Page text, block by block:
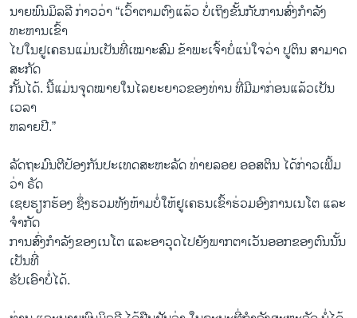
ນາຍພົນມິລລີ ກ່າວວ່າ “ເວົ້າຕາມຕົງແລ້ວ ​ບໍ່​ເຖິງ​ຂັ້ນ​ກັບ​ການ​ສົ່ງກຳລັງ
ທະຫານເຂົ້າ
ໄປ​ໃນຢູເຄຣນ​ແມ່ນເປັນທີ່ເໝາະສົມ ຂ້າພະເຈົ້າບໍ່ແນ່ໃຈວ່າ ປູຕິນ ​ສາ​ມາດ
ສະ​ກັດ​
ກັ້ນ​ໄດ້. ນີ້ແມ່ນຈຸດໝາຍໃນໄລຍະຍາວຂອງທ່ານ ທີ່ມີມາກ່ອນ​ແລ້ວເປັນ
ເວລາ
ຫລາຍປີ.”
ລັດຖະມົນຕີປ້ອງກັນປະເທດສະ​ຫະ​ລັດ ທ່າຍລອຍ ອອສຕິນ ໄດ້ກ່າວເພີ້ມ
ວ່າ ຣັດ
ເຊຍຮຽກຮ້ອງ ຊຶ່ງຮວມທັງຫ້າມບໍ່ໃຫ້ຢູເຄຣນເຂົ້າຮ່ວມອົງການເນໂຕ ແລະ
ຈຳກັດ
ການສົ່ງກຳລັງຂອງເນໂຕ ແລະອາວຸດໄປ​ຍັງພາກຕາເວັນອອກຂອງຕົນນັ້ນ
ເປັນທີ່
ຮັບເອົາບໍ່ໄດ້.